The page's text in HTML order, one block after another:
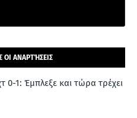
ΑΝΑΡΤΉΣΕΙΣ
0-1: Έμπλεξε και τώρα τρέχει